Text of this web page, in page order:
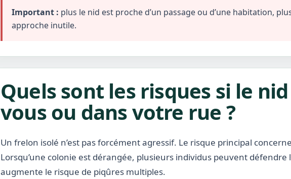
Important : plus le nid est proche d’un passage ou d’une habitation,
approche inutile.
Quels sont les risques si le
vous ou dans votre rue ?
Un frelon isolé n’est pas forcément agressif. Le risque principal
Lorsqu’une colonie est dérangée, plusieurs individus peuvent défendre
augmente le risque de piqûres multiples.